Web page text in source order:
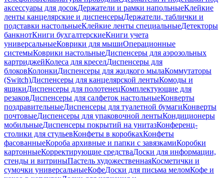
аксессуары для досокДержатели и рамки напольныеКлейкие
ленты канцелярские и диспенсерыДержатели, таблички и
подставки настольныеКлейкие ленты специальныеДетекторы
банкнотКниги бухгалтерскиеКниги учета
универсальныеКоврики для мышиОперационные
системыКоврики настольныеДиспенсеры для аэрозольных
картриджейКолеса для креселДиспенсеры для
блоковКолонкиДиспенсеры для жидкого мылаКоммутаторы
(Switch)Диспенсеры для канцелярской лентыКомоды и
ящикиДиспенсеры для полотенецКомплектующие для
резаковДиспенсеры для салфеток настольныеКонверты
поздравительныеДиспенсеры для туалетной бумагиКонверты
почтовыеДиспенсеры для упаковочной лентыКондиционеры
мобильныеДиспенсеры покрытий на унитазКонференц-
столики для стульевКонфеты в коробкахКонфеты
фасованныеКороба архивные и папки с завязкамиКоробки
картонныеКорректирующие средстваДоски для информации,
стенды и витриныПастель художественнаяКосметички и
сумочки универсальныеКофеДоски для письма меломКофе и